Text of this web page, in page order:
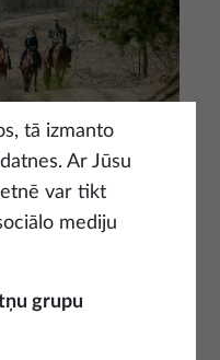
tā izmanto
Ar Jūsu
var tikt
mediju
grupu